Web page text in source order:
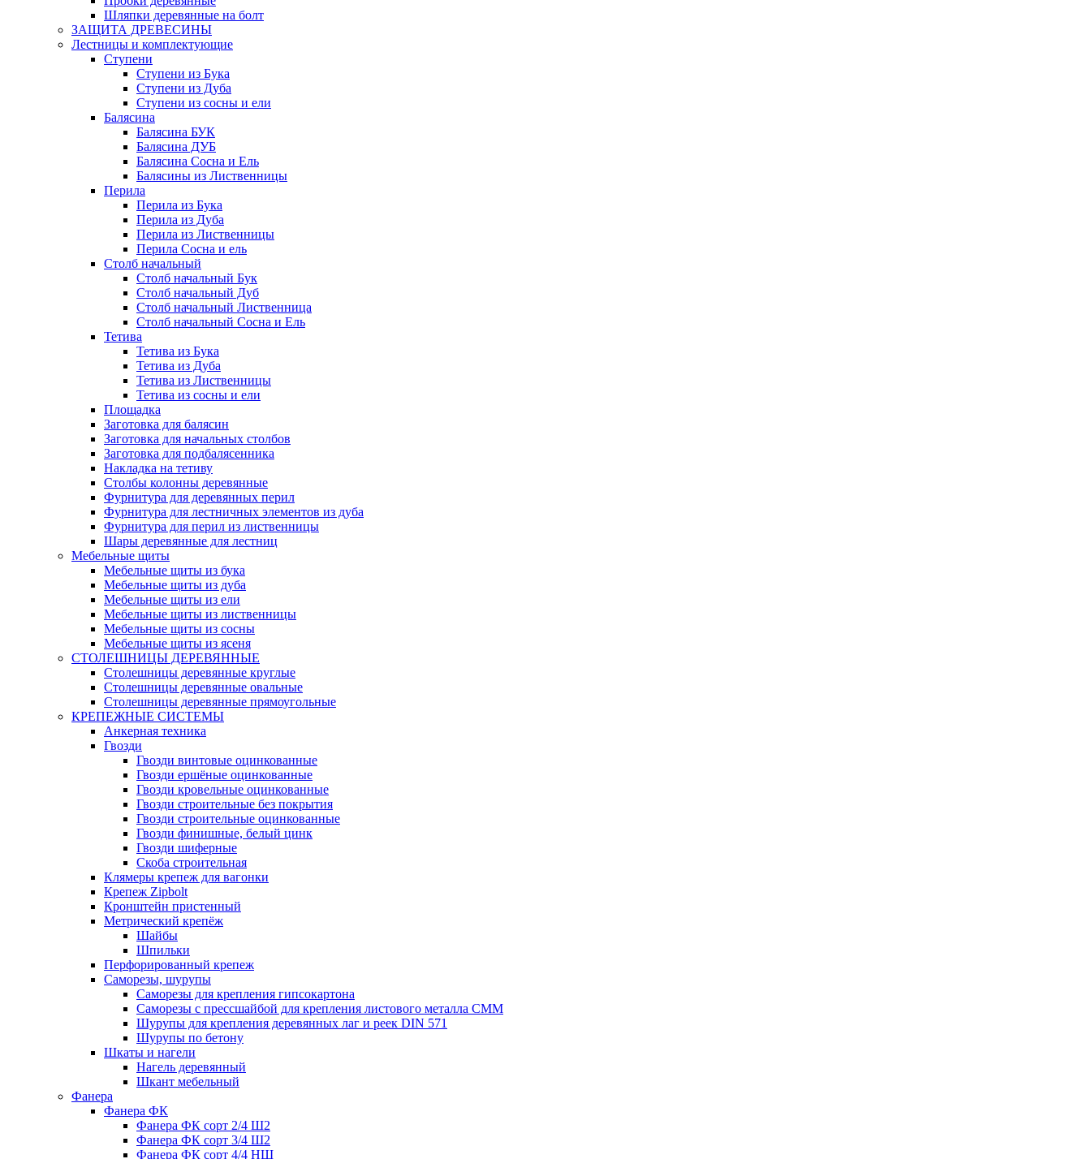
Шляпки деревянные на болт
ЗАЩИТА ДРЕВЕСИНЫ
Лестницы и комплектующие
Ступени
Ступени из Бука
Ступени из Дуба
Ступени из сосны и ели
Балясина
Балясина БУК
Балясина ДУБ
Балясина Сосна и Ель
Балясины из Лиственницы
Перила
Перила из Бука
Перила из Дуба
Перила из Лиственницы
Перила Сосна и ель
Столб начальный
Столб начальный Бук
Столб начальный Дуб
Столб начальный Лиственница
Столб начальный Сосна и Ель
Тетива
Тетива из Бука
Тетива из Дуба
Тетива из Лиственницы
Тетива из сосны и ели
Площадка
Заготовка для балясин
Заготовка для начальных столбов
Заготовка для подбалясенника
Накладка на тетиву
Столбы колонны деревянные
Фурнитура для деревянных перил
Фурнитура для лестничных элементов из дуба
Фурнитура для перил из лиственницы
Шары деревянные для лестниц
Мебельные щиты
Мебельные щиты из бука
Мебельные щиты из дуба
Мебельные щиты из ели
Мебельные щиты из лиственницы
Мебельные щиты из сосны
Мебельные щиты из ясеня
СТОЛЕШНИЦЫ ДЕРЕВЯННЫЕ
Столешницы деревянные круглые
Столешницы деревянные овальные
Столешницы деревянные прямоугольные
КРЕПЕЖНЫЕ СИСТЕМЫ
Анкерная техника
Гвозди
Гвозди винтовые оцинкованные
Гвозди ершёные оцинкованные
Гвозди кровельные оцинкованные
Гвозди строительные без покрытия
Гвозди строительные оцинкованные
Гвозди финишные, белый цинк
Гвозди шиферные
Скоба строительная
Клямеры крепеж для вагонки
Крепеж Zipbolt
Кронштейн пристенный
Метрический крепёж
Шайбы
Шпильки
Перфорированный крепеж
Саморезы, шурупы
Саморезы для крепления гипсокартона
Саморезы с прессшайбой для крепления листового металла СММ
Шурупы для крепления деревянных лаг и реек DIN 571
Шурупы по бетону
Шкаты и нагели
Нагель деревянный
Шкант мебельный
Фанера
Фанера ФК
Фанера ФК сорт 2/4 Ш2
Фанера ФК сорт 3/4 Ш2
Фанера ФК сорт 4/4 НШ